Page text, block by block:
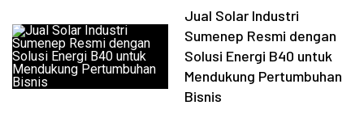
Jual Solar Industri
Sumenep Resmi dengan
Solusi Energi B40 untuk
Mendukung Pertumbuhan
Bisnis